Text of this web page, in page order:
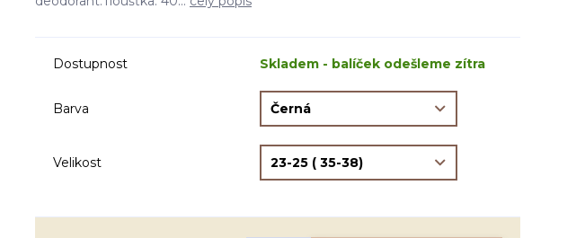
Dostupnost Skladem - balíček odešleme zítra
Barva
Velikost